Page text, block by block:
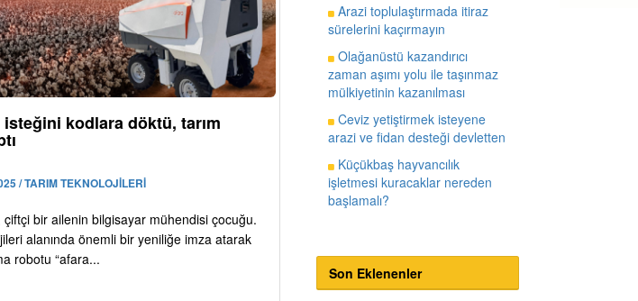
isteğini kodlara döktü, tarım
/ TARIM TEKNOLOJİLERİ
çiftçi bir ailenin bilgisayar mühendisi çocuğu.
alanında önemli bir yeniliğe imza atarak
robotu “afara...
Arazi toplulaştırmada itiraz
sürelerini kaçırmayın
Olağanüstü kazandırıcı
zaman aşımı yolu ile taşınmaz
mülkiyetinin kazanılması
Ceviz yetiştirmek isteyene
arazi ve fidan desteği devletten
Küçükbaş hayvancılık
işletmesi kuracaklar nereden
başlamalı?
Son Eklenenler